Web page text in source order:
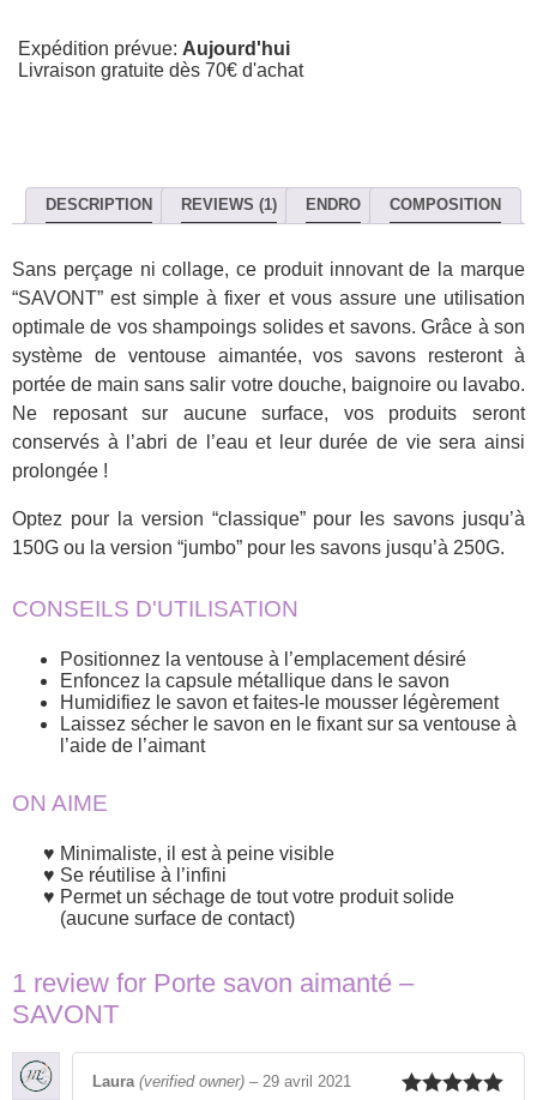
Expédition prévue: Aujourd'hui
Livraison gratuite dès 70€ d'achat
DESCRIPTION REVIEWS (1) ENDRO COMPOSITION
Sans perçage ni collage, ce produit innovant de la marque
“SAVONT” est simple à fixer et vous assure une utilisation
optimale de vos shampoings solides et savons. Grâce à son
système de ventouse aimantée, vos savons resteront à
portée de main sans salir votre douche, baignoire ou lavabo.
Ne reposant sur aucune surface, vos produits seront
conservés à l’abri de l’eau et leur durée de vie sera ainsi
prolongée !
Optez pour la version “classique” pour les savons jusqu’à
150G ou la version “jumbo” pour les savons jusqu’à 250G.
CONSEILS D'UTILISATION
Positionnez la ventouse à l’emplacement désiré
Enfoncez la capsule métallique dans le savon
Humidifiez le savon et faites-le mousser légèrement
Laissez sécher le savon en le fixant sur sa ventouse à
l’aide de l’aimant
ON AIME
Minimaliste, il est à peine visible
Se réutilise à l’infini
Permet un séchage de tout votre produit solide
(aucune surface de contact)
1 review for Porte savon aimanté –
SAVONT
Laura (verified owner) – 29 avril 2021